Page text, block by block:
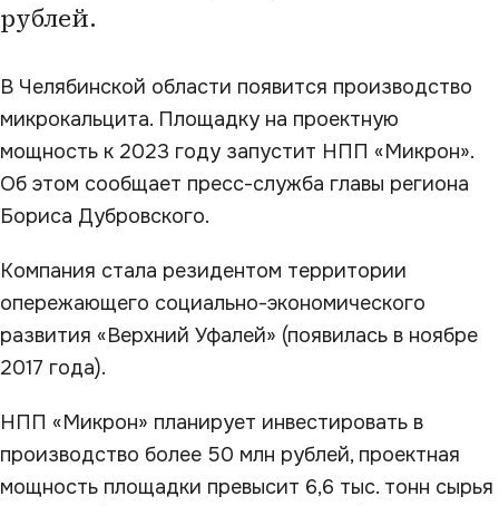
рублей.
В Челябинской области появится производство
микрокальцита. Площадку на проектную
мощность к 2023 году запустит НПП «Микрон».
Об этом сообщает пресс-служба главы региона
Бориса Дубровского.
Компания стала резидентом территории
опережающего социально-экономического
развития «Верхний Уфалей» (появилась в ноябре
2017 года).
НПП «Микрон» планирует инвестировать в
производство более 50 млн рублей, проектная
мощность площадки превысит 6,6 тыс. тонн сырья